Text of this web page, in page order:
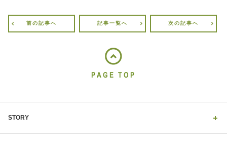
前の記事へ 記事一覧へ 次の記事へ
PAGE TOP
STORY